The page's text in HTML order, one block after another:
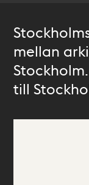
mellan
till